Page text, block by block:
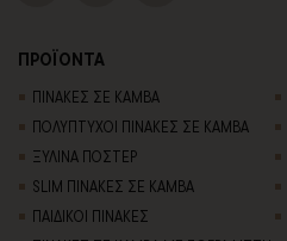
ΠΡΟΪΟΝΤΑ
ΠΙΝΑΚΕΣ ΣΕ ΚΑΜΒΑ
ΠΟΛΥΠΤΥΧΟΙ ΠΙΝΑΚΕΣ ΣΕ ΚΑΜΒΑ
ΞΥΛΙΝΑ ΠΟΣΤΕΡ
SLIM ΠΙΝΑΚΕΣ ΣΕ ΚΑΜΒΑ
ΠΑΙΔΙΚΟΙ ΠΙΝΑΚΕΣ